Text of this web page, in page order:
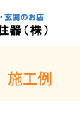
施工例